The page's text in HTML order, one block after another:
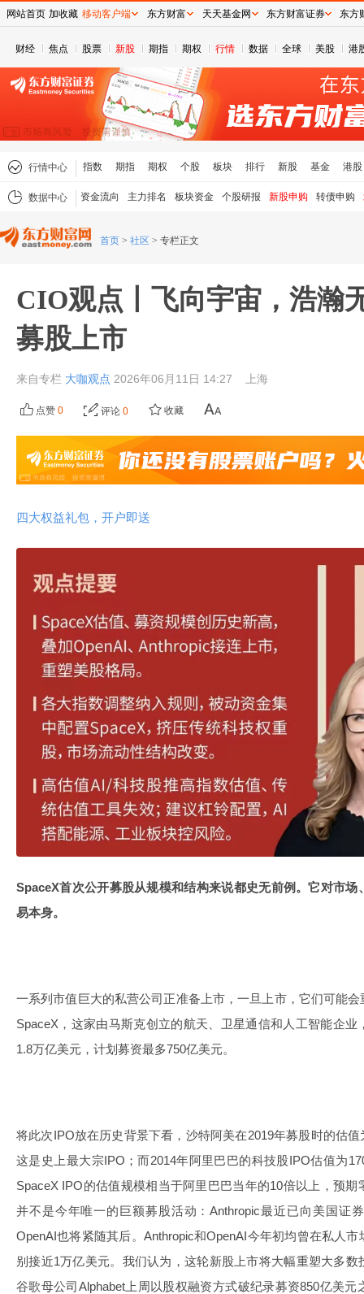
财经 焦点 股票 新股 期指 期权 行情 数据 全球 美股 港
行情中心 指数 期指 期权 个股 板块 排行 新股 基金 港股
数据中心 资金流向 主力排名 板块资金 个股研报 新股申购 转债申购
首页 > 社区 > 专栏正文
CIO观点丨飞向宇宙，浩
募股上市
来自专栏 大咖观点 2026年06月11日 14:27 上海
点赞 0 评论 0 收藏
四大权益礼包，开户即送
SpaceX首次公开募股从规模和结构来说都史无前例。它对市
易本身。
一系列市值巨大的私营公司正准备上市，一旦上市，它们可能
SpaceX，这家由马斯克创立的航天、卫星通信和人工智能企
1.8万亿美元，计划募资最多750亿美元。
将此次IPO放在历史背景下看，沙特阿美在2019年募股时的估
这是史上最大宗IPO；而2014年阿里巴巴的科技股IPO估值为
SpaceX IPO的估值规模相当于阿里巴巴当年的10倍以上，预
并不是今年唯一的巨额募股活动：Anthropic最近已向美国证
OpenAI也将紧随其后。Anthropic和OpenAI今年初均曾在私人
别接近1万亿美元。我们认为，这轮新股上市将大幅重塑大多
谷歌母公司Alphabet上周以股权融资方式破纪录募资850亿美
网站首页 加收藏 移动客户端 东方财富 天天基金网 东方财富证券 东方